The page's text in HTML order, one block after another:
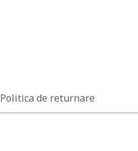
Politica de returnare